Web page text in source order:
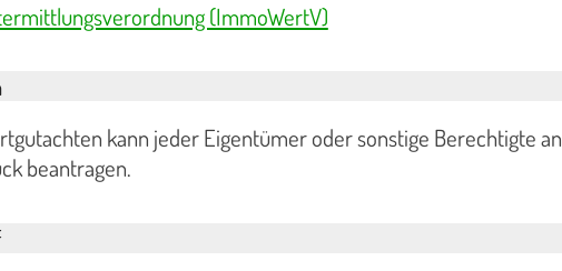
(ImmoWertV)
kann jeder Eigentümer oder sonstige Berechtigte an
beantragen.